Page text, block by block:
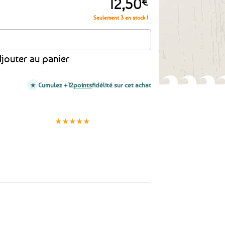
Seulement 3 en stock !
à l'huile essentielle de bergamote - Grand format 160g
au panier
Cumulez +12pointsfidélité sur cet achat
★★★★★